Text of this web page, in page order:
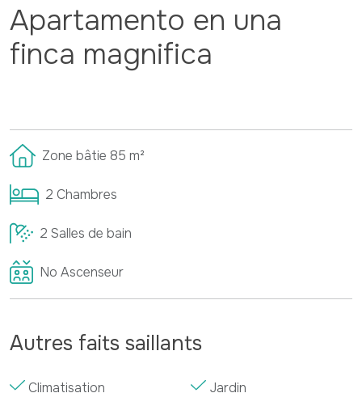
Apartamento en una
finca magnifica
Zone bâtie 85 m²
2 Chambres
2 Salles de bain
No Ascenseur
Autres faits saillants
Climatisation
Jardin